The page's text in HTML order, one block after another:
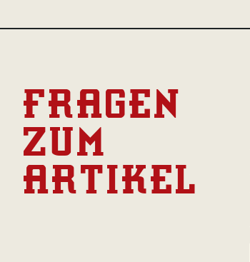
FRAGEN
ZUM
ARTIKEL